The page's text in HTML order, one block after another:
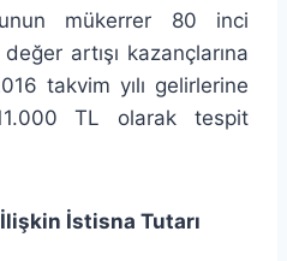
mükerrer 80 inci
artışı kazançlarına
takvim yılı gelirlerine
TL olarak tespit
İstisna Tutarı